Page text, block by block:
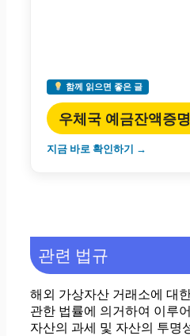
함께 읽으면 좋은 글
우체국 예금잔액증
지금 바로 확인하기 →
관련 법규
해외 가상자산 거래소에 대
관한 법률에 의거하여 이루
자산의 과세 및 자산의 투명